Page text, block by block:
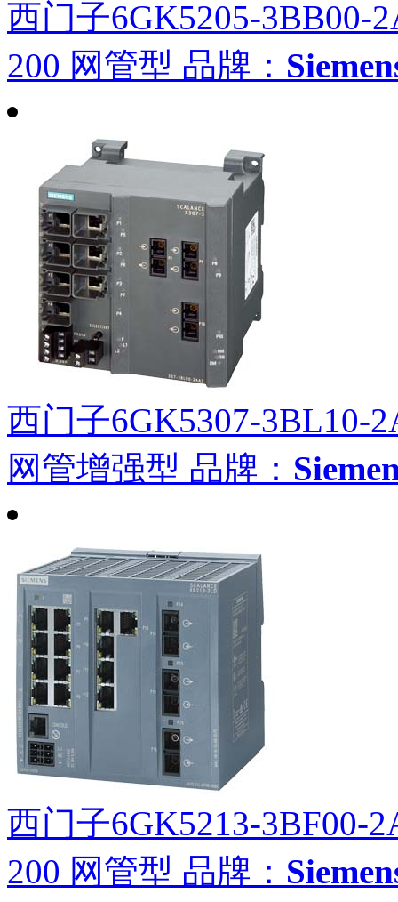
西门子6GK5205-3BB00-
200 网管型 品牌：
西门子6GK5307-3BL10-
网管增强型 品牌：
西门子6GK5213-3BF00-
200 网管型 品牌：